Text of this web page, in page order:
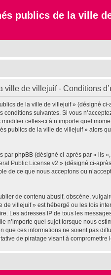
publics de la ville
ville de villejuif - Conditions
de la ville de villejuif » (désigné
conditions suivantes. Si vous
celles-ci à n’importe quel
publics de la ville de villejuif » alors
par phpBB (désigné ci-après par « ils
Public License v2 » (désigné ci-
de ce que nous acceptons ou
de contenu abusif, obscène,
de villejuif » est hébergé ou les lois
Les adresses IP de tous les
n’importe quel sujet lorsque nous
que ces informations ne soient pas
de piratage visant à compromettre